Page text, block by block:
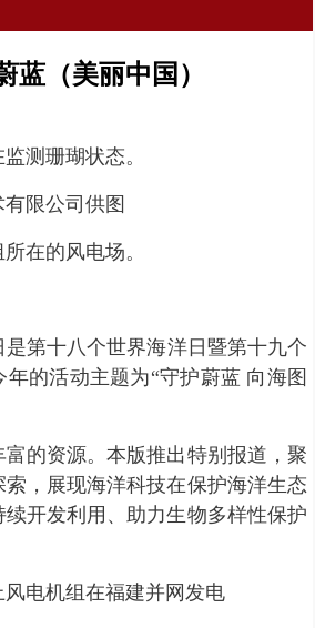
蓝（美丽中国）
测珊瑚状态。
限公司供图
在的风电场。
第十八个世界海洋日暨第十九个
的活动主题为“守护蔚蓝 向海图
的资源。本版推出特别报道，聚
，展现海洋科技在保护海洋生态
开发利用、助力生物多样性保护
电机组在福建并网发电